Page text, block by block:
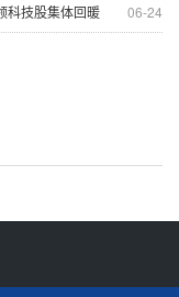
06-24
科技股集体回暖